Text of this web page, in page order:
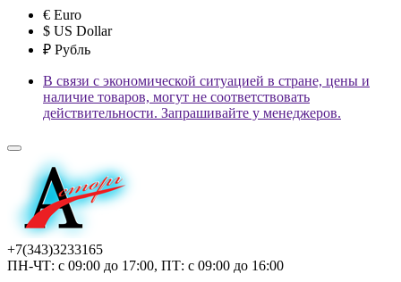
€ Euro
$ US Dollar
₽ Рубль
В связи с экономической ситуацией в стране, цены и
наличие товаров, могут не соответствовать
действительности. Запрашивайте у менеджеров.
+7(343)3233165
ПН-ЧТ: с 09:00 до 17:00, ПТ: с 09:00 до 16:00